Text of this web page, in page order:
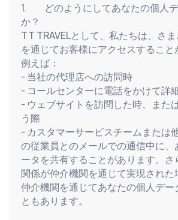
1.          どのようにしてあなたの個
か？
TT TRAVELとして、私たちは、さ
を通じてお客様にアクセスすること
例えば：
- 当社の代理店への訪問時
- コールセンターに電話をかけて詳
- ウェブサイトを訪問した時、また
う際
- カスタマーサービスチームまたは
の従業員とのメールでの通信中に
ータを共有することがあります。
関係が仲介機関を通じて実現され
仲介機関を通じてあなたの個人デー
ともあります。